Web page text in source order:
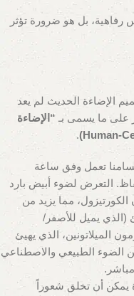
بل هو ضرورة تؤثر
الإضاءة الحديث لم يعد
على ما يسمى بـ “الإضاءة
.
تعمل وفق ساعة
التعرض لضوء أبيض بارد
مما يزيد من
(الذي يميل للأصفر/
الميلاتونين، الذي يهيئ
الضوء الطبيعي والاصطناعي
يمكن أن تخلق شعوراً